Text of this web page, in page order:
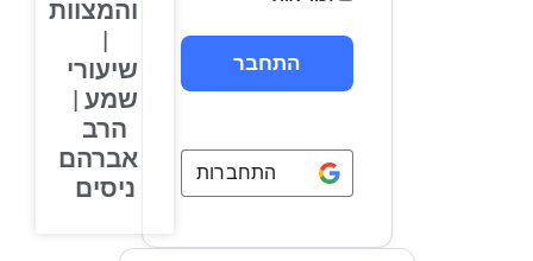
התחברות באמצעותGoogle
והמצוות
שיעורי
שמע |
הרב
אברהם
ניסים